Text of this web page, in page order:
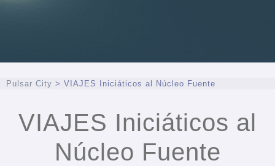
Pulsar City > VIAJES Iniciáticos al Núcleo Fuente
VIAJES Iniciáticos al
Núcleo Fuente